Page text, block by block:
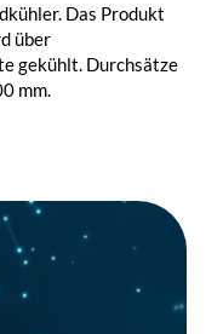
Das Produkt
über
gekühlt. Durchsätze
mm.